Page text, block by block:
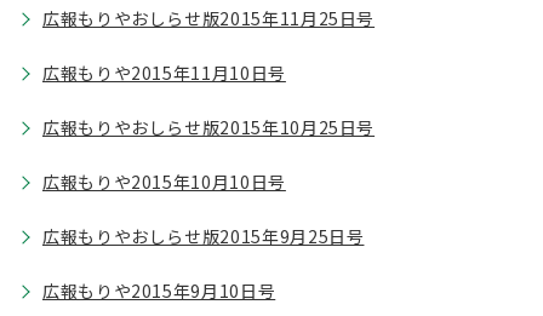
広報もりやおしらせ版2015年11月25日号
広報もりや2015年11月10日号
広報もりやおしらせ版2015年10月25日号
広報もりや2015年10月10日号
広報もりやおしらせ版2015年9月25日号
広報もりや2015年9月10日号